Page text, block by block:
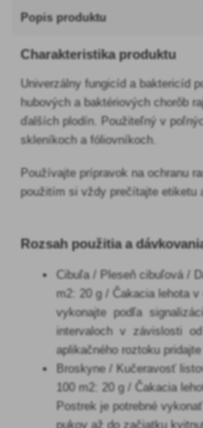
Popis produktu
Charakteristika produktu
Univerzálny fungicíd a baktericíd
hubových a baktériových chorôb
ďalších plodín. Použiteľný v
skleníkoch a fóliovníkoch.
Používajte prípravok na ochranu
použitím si vždy prečítajte etiketu
Rozsah použitia a
Cibuľa / Pleseň cibuľová /
m2: 20 g / Čakacia lehota
vykonajte podľa
intervaloch v závislosti
aplikačného roztoku
Broskyne / Kučeravosť
100 m2: 20 g / Čakacia
Postrek je potrebné
pukov až do začiatku